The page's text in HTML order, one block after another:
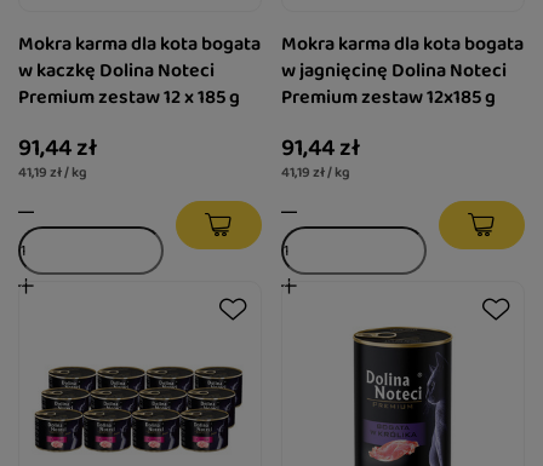
Mokra karma dla kota bogata
w kaczkę Dolina Noteci
Premium zestaw 12 x 185 g
91,44 zł
41,19 zł / kg
Mokra karma dla kota bogata
w jagnięcinę Dolina Noteci
Premium zestaw 12x185 g
91,44 zł
41,19 zł / kg